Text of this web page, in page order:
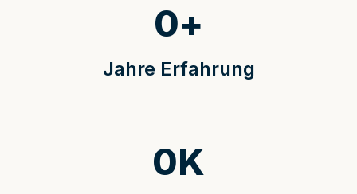
Jahre Erfahrung
0+
0K